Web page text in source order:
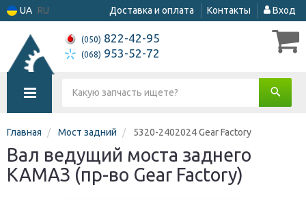
UA RU Доставка и оплата Контакты Вход
(050) 822-42-95
(068) 953-52-72
Главная Мост задний 5320-2402024 Gear Factory
Вал ведущий моста заднего
КАМАЗ (пр-во Gear Factory)